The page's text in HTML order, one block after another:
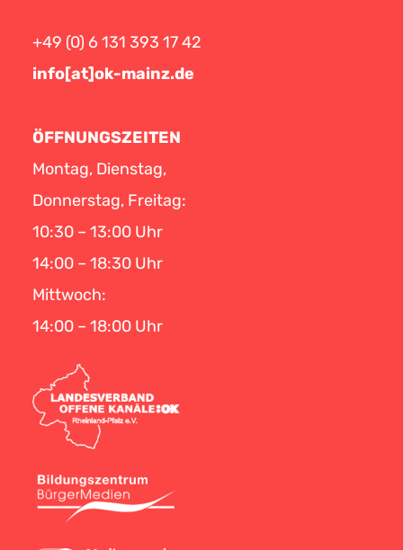
+49 (0) 6 131 393 17 42
info[at]ok-mainz.de
ÖFFNUNGSZEITEN
Montag, Dienstag,
Donnerstag, Freitag:
10:30 – 13:00 Uhr
14:00 – 18:30 Uhr
Mittwoch:
14:00 – 18:00 Uhr